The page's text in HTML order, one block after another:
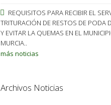
REQUISITOS PARA RECIBIR EL
TRITURACIÓN DE RESTOS DE PODA
Y EVITAR LA QUEMAS EN EL
MURCIA..
más noticias
Archivos Noticias